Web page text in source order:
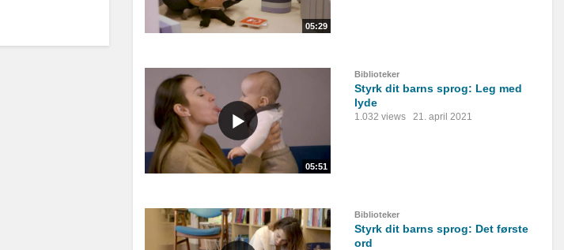
05:29
05:51
Biblioteker
Styrk dit barns sprog: Leg med
lyde
1.032 views 21. april 2021
Biblioteker
Styrk dit barns sprog: Det første
ord